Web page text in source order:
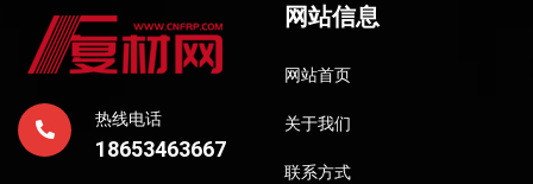
热线电话
18653463667
网站信息
网站首页
关于我们
联系方式